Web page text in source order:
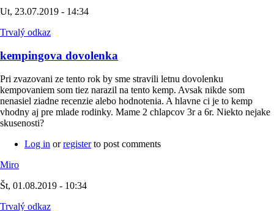
Ut, 23.07.2019 - 14:34
Trvalý odkaz
kempingova dovolenka
Pri zvazovani ze tento rok by sme stravili letnu dovolenku
kempovaniem som tiez narazil na tento kemp. Avsak nikde som
nenasiel ziadne recenzie alebo hodnotenia. A hlavne ci je to kemp
vhodny aj pre mlade rodinky. Mame 2 chlapcov 3r a 6r. Niekto nejake
skusenosti?
Log in orregisterto post comments
Miro
Št, 01.08.2019 - 10:34
Trvalý odkaz